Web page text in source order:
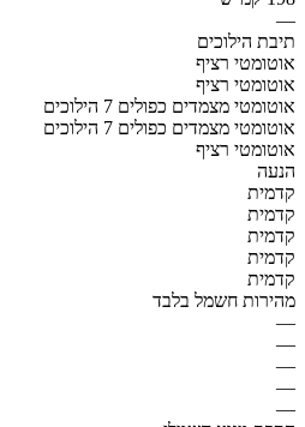
—
תיבת הילוכים
אוטומטי רציף
אוטומטי רציף
אוטומטי מצמדים כפולים 7 הילוכים
אוטומטי מצמדים כפולים 7 הילוכים
אוטומטי רציף
הנעה
קדמית
קדמית
קדמית
קדמית
קדמית
מהירות חשמל בלבד
—
—
—
—
—